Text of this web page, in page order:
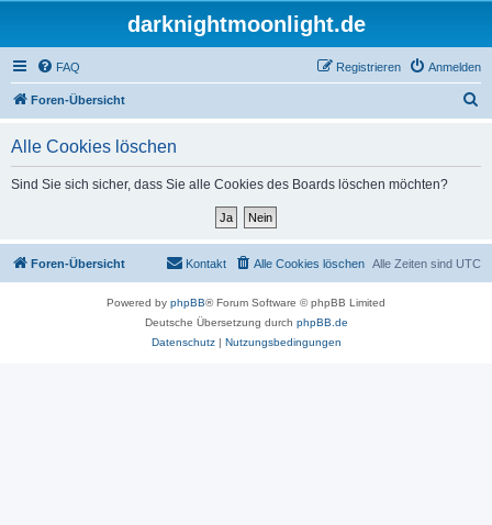
darknightmoonlight.de
FAQ Anmelden
Registrieren
Foren-Übersicht
Alle Cookies löschen
Sind Sie sich sicher, dass Sie alle Cookies des Boards löschen möchten?
Foren-Übersicht Alle Zeiten sind UTC
Alle Cookies löschen
Kontakt
Powered by phpBB® Forum Software © phpBB Limited
Deutsche Übersetzung durch phpBB.de
Datenschutz| Nutzungsbedingungen